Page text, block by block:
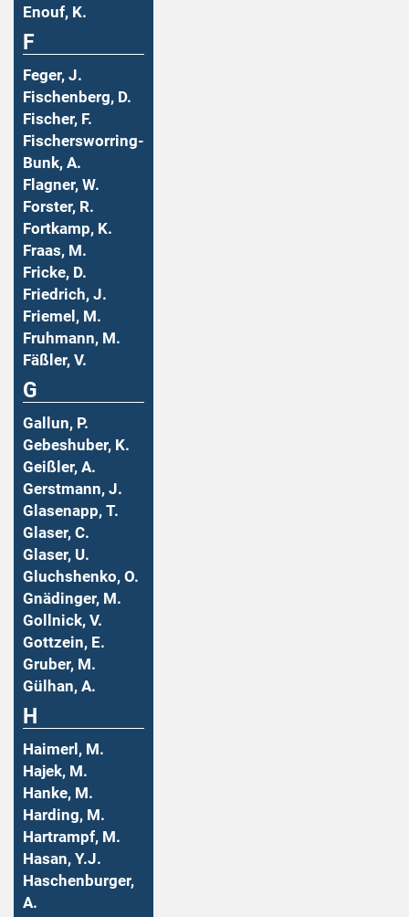
Enouf, K.
F
Feger, J.
Fischenberg, D.
Fischer, F.
Fischersworring-
Bunk, A.
Flagner, W.
Forster, R.
Fortkamp, K.
Fraas, M.
Fricke, D.
Friedrich, J.
Friemel, M.
Fruhmann, M.
Fäßler, V.
G
Gallun, P.
Gebeshuber, K.
Geißler, A.
Gerstmann, J.
Glasenapp, T.
Glaser, C.
Glaser, U.
Gluchshenko, O.
Gnädinger, M.
Gollnick, V.
Gottzein, E.
Gruber, M.
Gülhan, A.
H
Haimerl, M.
Hajek, M.
Hanke, M.
Harding, M.
Hartrampf, M.
Hasan, Y.J.
Haschenburger,
A.